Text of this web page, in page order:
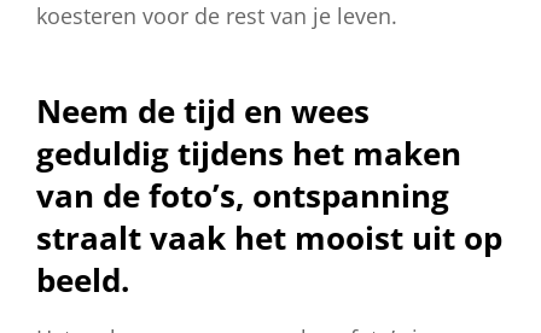
koesteren voor de rest van je leven.
Neem de tijd en wees
geduldig tijdens het maken
van de foto’s, ontspanning
straalt vaak het mooist uit op
beeld.